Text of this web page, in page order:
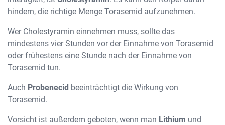
hindern, die richtige Menge Torasemid aufzunehmen.
Wer Cholestyramin einnehmen muss, sollte das
mindestens vier Stunden vor der Einnahme von Torasemid
oder frühestens eine Stunde nach der Einnahme von
Torasemid tun.
Auch Probenecid beeinträchtigt die Wirkung von
Torasemid.
Vorsicht ist außerdem geboten, wenn man Lithium und